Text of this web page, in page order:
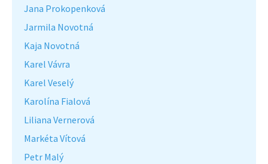
Jana Prokopenková
Jarmila Novotná
Kaja Novotná
Karel Vávra
Karel Veselý
Karolína Fialová
Liliana Vernerová
Markéta Vítová
Petr Malý